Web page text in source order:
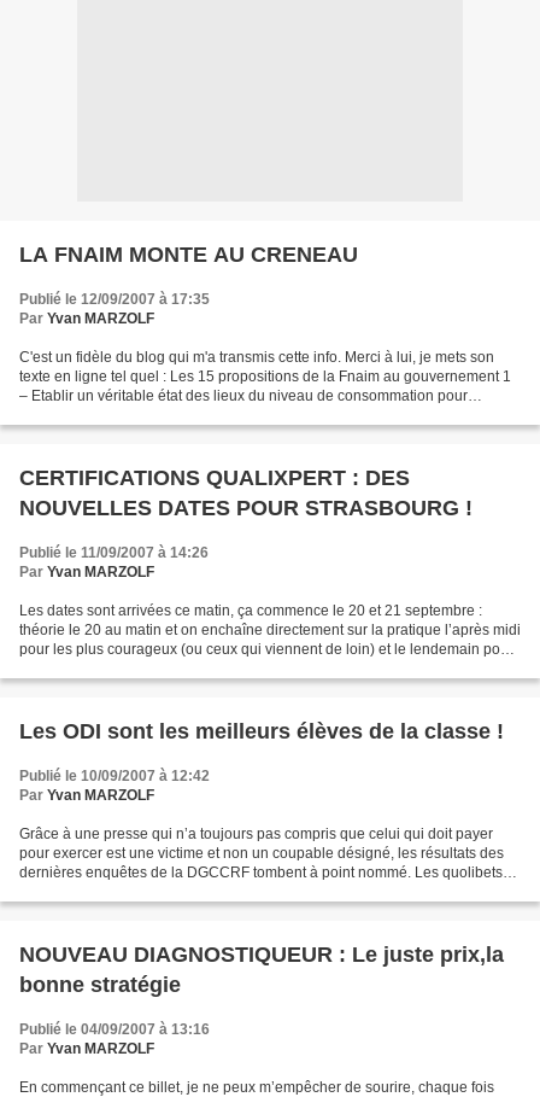
LA FNAIM MONTE AU CRENEAU
Publié le 12/09/2007 à 17:35
Par Yvan MARZOLF
C'est un fidèle du blog qui m'a transmis cette info. Merci à lui, je mets son
texte en ligne tel quel : Les 15 propositions de la Fnaim au gouvernement 1
– Etablir un véritable état des lieux du niveau de consommation pour
CERTIFICATIONS QUALIXPERT : DES
NOUVELLES DATES POUR STRASBOURG !
Publié le 11/09/2007 à 14:26
Par Yvan MARZOLF
Les dates sont arrivées ce matin, ça commence le 20 et 21 septembre :
théorie le 20 au matin et on enchaîne directement sur la pratique l’après midi
pour les plus courageux (ou ceux qui viennent de loin) et le lendemain pour
Les ODI sont les meilleurs élèves de la classe !
Publié le 10/09/2007 à 12:42
Par Yvan MARZOLF
Grâce à une presse qui n’a toujours pas compris que celui qui doit payer
pour exercer est une victime et non un coupable désigné, les résultats des
dernières enquêtes de la DGCCRF tombent à point nommé. Les quolibets
NOUVEAU DIAGNOSTIQUEUR : Le juste prix,la
bonne stratégie
Publié le 04/09/2007 à 13:16
Par Yvan MARZOLF
En commençant ce billet, je ne peux m’empêcher de sourire, chaque fois